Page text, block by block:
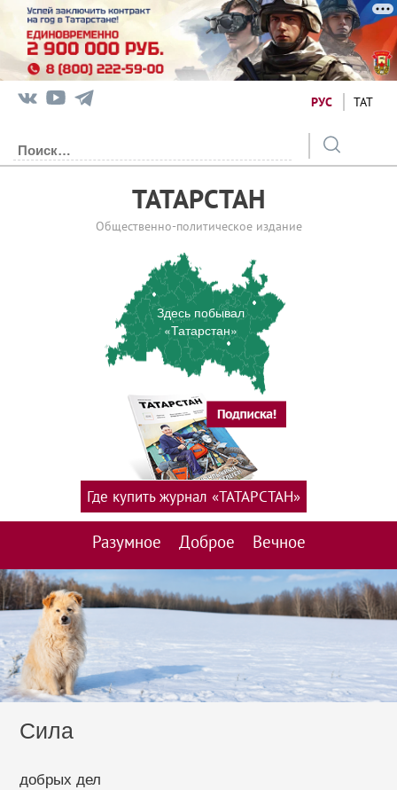
РУС ТАТ
ТАТАРСТАН
Общественно-политическое издание
Здесь побывал
«Татарстан»
Разумное Доброе Вечное
Где купить журнал «ТАТАРСТАН»
Сила
добрых дел